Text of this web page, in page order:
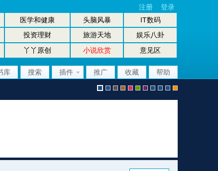
医学和健康 头脑风暴
IT数码
投资理财 旅游天地
娱乐八卦
丫丫原创 小说欣赏
意见区
注册 登录
库 搜索 插件 推广 收藏 帮助
认l r r i r u 坛大坛机